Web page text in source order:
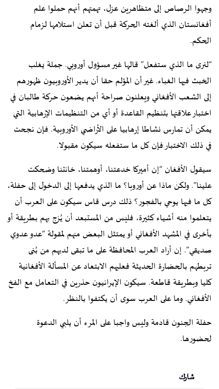
وجهوا الرصاص إلى متظاهرين عزل، تهمتهم أنهم حملوا علم
أفغانستان الذي ألغته الحركة قبل أن تعلن استلامها لزمام
الحكم.
“لنرى ما الذي ستفعل” قالها غير مسؤول أوروبي. جملة يغلب
الخبث فيها الغباء. غير أن المؤلم حقا أن يدير الأوروبيون ظهورهم
إلى الشعب الأفغاني ويعلنون صراحة أنهم يضعون حركة طالبان في
اختبار علاقتها بتنظيم القاعدة أو أي من التنظيمات الإرهابية التي
يمكن أن تمارس نشاطا إرهابيا على الأراضي الأوروبية. فإن نجحت
في ذلك الاختبار فإن كل ما ستفعله سيكون مقبولا.
سيقول الأفغان “إن أميركا خدعتنا، أوهمتنا، خانتنا وضحكت
علينا”. ولكن ماذا عن أوروبا؟ ما الذي يدفعها إلى الدخول إلى حفلة،
كل ما فيها يوحي بالفجور؟ ذلك درس قاس سيكون على العرب أن
يتعلموا منه أشياء كثيرة، فليس من المستبعد أن يُزج بهم بطريقة أو
بأخرى في المشهد الأفغاني أو يمتثل البعض منهم لمقولة “عدو عدوي
صديقي”. إن أراد العرب المحافظة على ما تبقى لديهم من بُنى
تربطهم بالحضارة الحديثة فعليهم الابتعاد عن المسألة الأفغانية
كليا وبطريقة قاطعة. سيكون الإيرانيون حذرين في التعامل مع الفخ
الأفغاني. وما على العرب سوى أن يكتفوا بالنظر.
حفلة الجنون قادمة وليس واجبا على المرء أن يلبي الدعوة
لحضورها.
شارك